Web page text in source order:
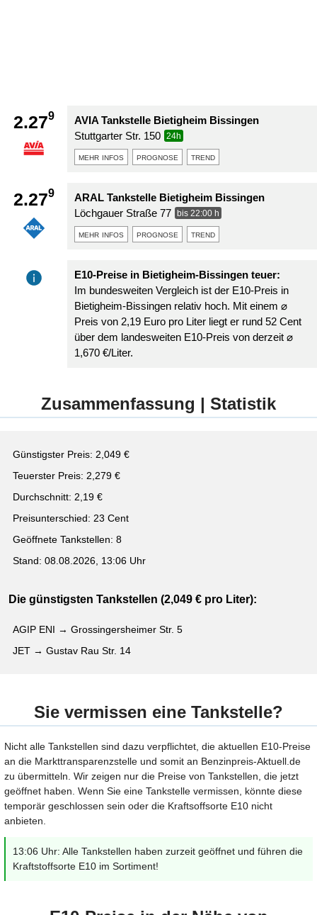
2.279
AVIA Tankstelle Bietigheim Bissingen
Stuttgarter Str. 150
24h
mehr infos prognose trend
2.279
ARAL Tankstelle Bietigheim Bissingen
Löchgauer Straße 77
bis 22:00 h
mehr infos prognose trend
E10-Preise in Bietigheim-Bissingen teuer:
Im bundesweiten Vergleich ist der E10-Preis in
Bietigheim-Bissingen relativ hoch. Mit einem ⌀
Preis von 2,19 Euro pro Liter liegt er rund 52 Cent
über dem landesweiten E10-Preis von derzeit ⌀
1,670 €/Liter.
Zusammenfassung | Statistik
Günstigster Preis: 2,049 €
Teuerster Preis: 2,279 €
Durchschnitt: 2,19 €
Preisunterschied: 23 Cent
Geöffnete Tankstellen: 8
Stand: 08.08.2026, 13:06 Uhr
Die günstigsten Tankstellen (2,049 € pro Liter):
AGIP ENI → Grossingersheimer Str. 5
JET → Gustav Rau Str. 14
Sie vermissen eine Tankstelle?
Nicht alle Tankstellen sind dazu verpflichtet, die aktuellen E10-Preise
an die Markttransparenzstelle und somit an Benzinpreis-Aktuell.de
zu übermitteln. Wir zeigen nur die Preise von Tankstellen, die jetzt
geöffnet haben. Wenn Sie eine Tankstelle vermissen, könnte diese
temporär geschlossen sein oder die Kraftsoffsorte E10 nicht
anbieten.
13:06 Uhr: Alle Tankstellen haben zurzeit geöffnet und führen die
Kraftstoffsorte E10 im Sortiment!